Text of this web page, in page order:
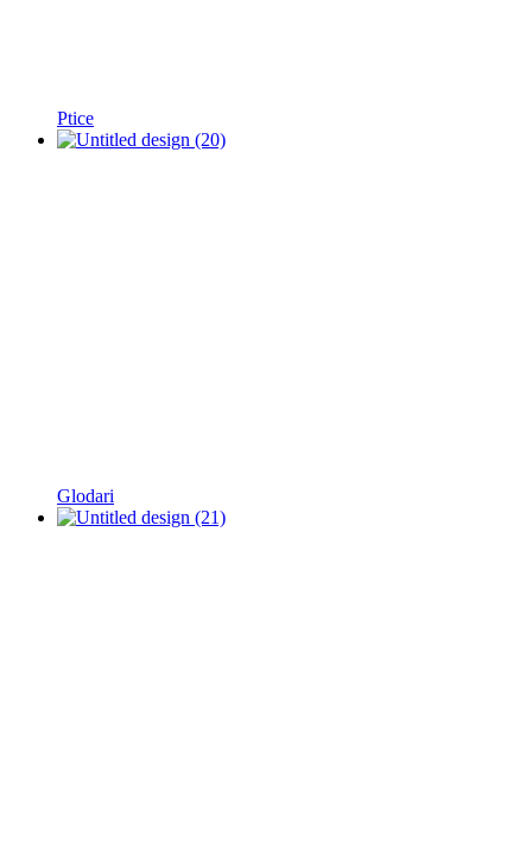
Ptice
Glodari